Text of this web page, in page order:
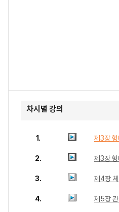
차시별 강의
1. 제3장
2. 제3장
3. 제4장
4. 제5장